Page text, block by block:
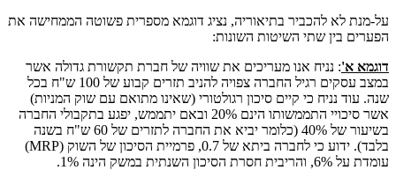
על-מנת לא להכביר בתיאוריה, נציג דוגמא מספרית פשוטה הממחישה את
הפערים בין שתי השיטות השונות:
דוגמא א': נניח אנו מעריכים את שוויה של חברת תקשורת גדולה אשר
במצב עסקים רגיל החברה צפויה להניב תזרים קבוע של 100 ש"ח בכל
שנה. עוד נניח כי קיים סיכון רגולטורי (שאינו מתואם עם שוק המניות)
אשר סיכויי התממשותו הינם 20% ובאם יתממש, יפגע בתקבולי החברה
בשיעור של 40% (כלומר יביא את החברה לתזרים של 60 ש"ח בשנה
בלבד). ידוע כי לחברה ביתא של 0.7, פרמיית הסיכון של השוק (MRP)
עומדת על 6%, והריבית חסרת הסיכון השנתית במשק הינה 1%.